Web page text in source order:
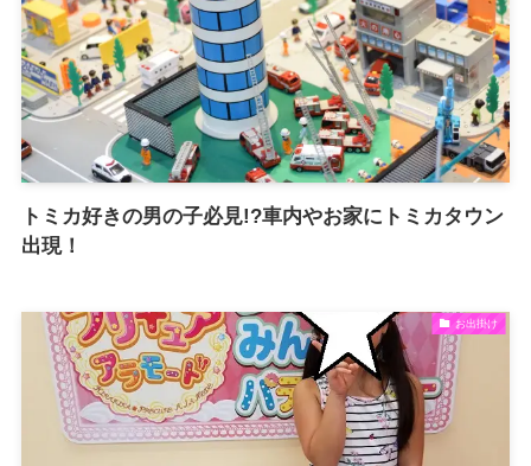
トミカ好きの男の子必見!?車内やお家にトミカタウン
出現！
お出掛け